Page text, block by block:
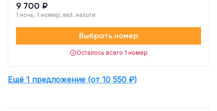
9 700 ₽
1 ночь, 1 номер, вкл. налоги
Выбрать номер
Осталось всего 1 номер
Ещё 1 предложение (от 10 550 ₽)